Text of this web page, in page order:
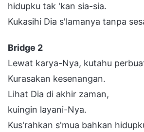
hidupku tak 'kan sia-sia.
Kukasihi Dia s'lamanya tanpa
Bridge 2
Lewat karya-Nya, kutahu
Kurasakan kesenangan.
Lihat Dia di akhir zaman,
kuingin layani-Nya.
Kus'rahkan s'mua bahkan